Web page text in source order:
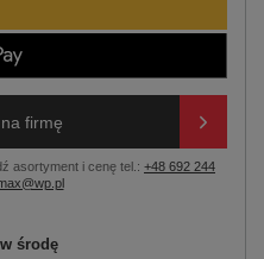
firmę
asortyment i cenę tel.: +48 692 244
w środę